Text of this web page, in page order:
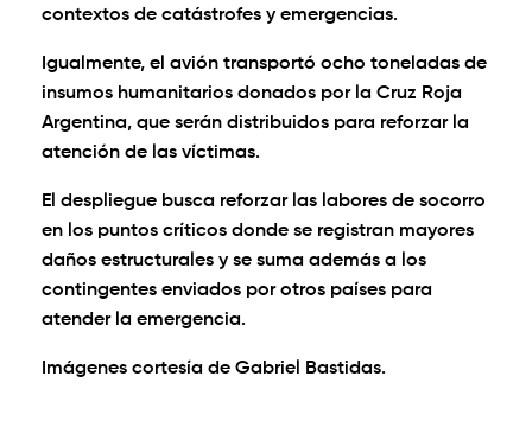
contextos de catástrofes y emergencias.
Igualmente, el avión transportó ocho toneladas de
insumos humanitarios donados por la Cruz Roja
Argentina, que serán distribuidos para reforzar la
atención de las víctimas.
El despliegue busca reforzar las labores de socorro
en los puntos críticos donde se registran mayores
daños estructurales y se suma además a los
contingentes enviados por otros países para
atender la emergencia.
Imágenes cortesía de Gabriel Bastidas.